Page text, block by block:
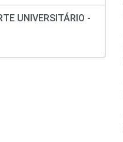
UNIVERSITÁRIO -